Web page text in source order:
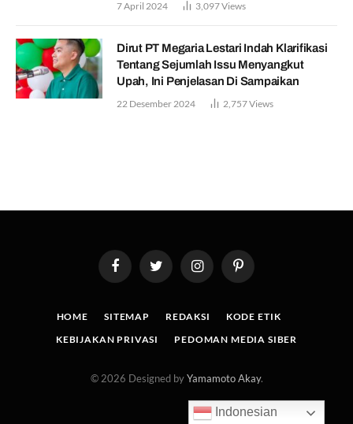
7 April 2024 3,097Views
Dirut PT Megaria Lestari Indah Klarifikasi
Tentang Sejumlah Issu Menyangkut
Upah, Ini Penjelasan Di Sampaikan
22 Desember 2024 2,757Views
FacebookTwitter InstagramPinterest
HOME SITEMAP REDAKSI
KODE ETIK
KEBIJAKAN PRIVASI
PEDOMAN MEDIA SIBER
© 2026 Designed byYamamoto Akay.
Indonesian